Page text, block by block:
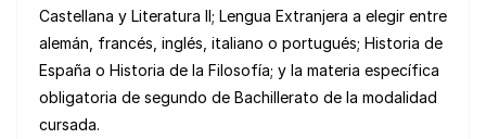
Castellana y Literatura II; Lengua Extranjera a elegir entre
alemán, francés, inglés, italiano o portugués; Historia de
España o Historia de la Filosofía; y la materia específica
obligatoria de segundo de Bachillerato de la modalidad
cursada.